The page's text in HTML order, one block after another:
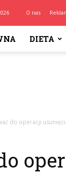
O nas
DIETA
do operacji